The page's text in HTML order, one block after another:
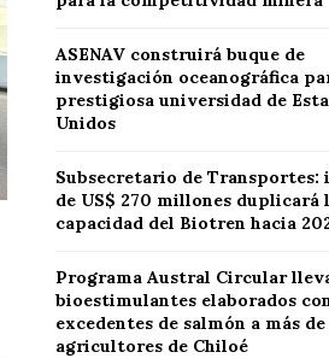
ASENAV construirá buque de
investigación oceanográfica
prestigiosa universidad de
Unidos
Subsecretario de Transportes:
de US$ 270 millones duplicará
capacidad del Biotren hacia
Programa Austral Circular
bioestimulantes elaborados
excedentes de salmón a más
agricultores de Chiloé